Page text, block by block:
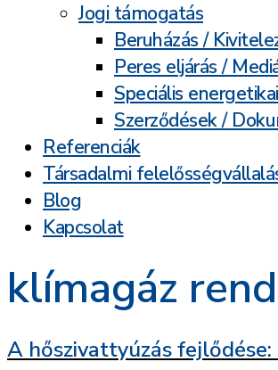
Jogi támogatás
Beruházás /
Peres eljárás /
Speciális
Szerződések /
Referenciák
Társadalmi
Blog
Kapcsolat
klímagáz
A hőszivattyúzás